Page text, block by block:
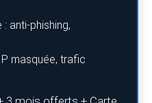
anti-phishing,
masquée, trafic